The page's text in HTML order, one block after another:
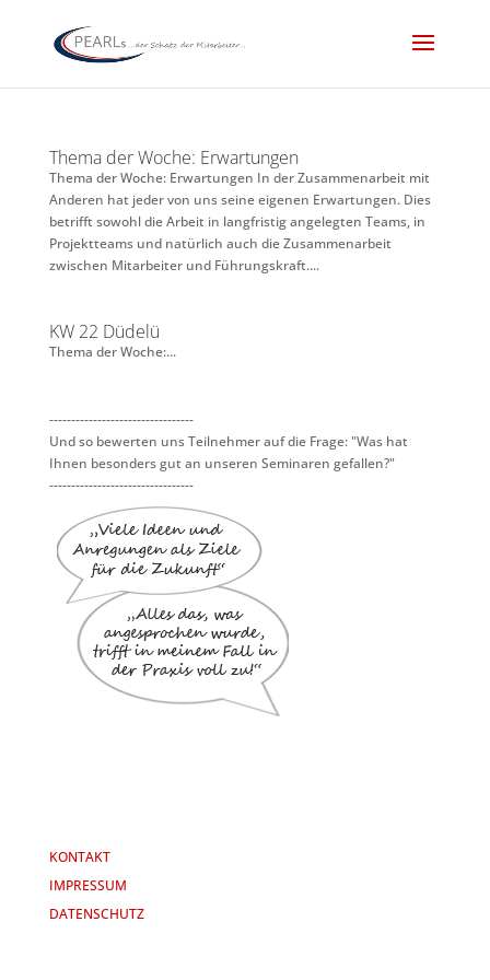
Thema der Woche: Erwartungen
Thema der Woche: Erwartungen In der Zusammenarbeit mit
Anderen hat jeder von uns seine eigenen Erwartungen. Dies
betrifft sowohl die Arbeit in langfristig angelegten Teams, in
Projektteams und natürlich auch die Zusammenarbeit
zwischen Mitarbeiter und Führungskraft....
KW 22 Düdelü
Thema der Woche:...
---------------------------------
Und so bewerten uns Teilnehmer auf die Frage: "Was hat
Ihnen besonders gut an unseren Seminaren gefallen?"
---------------------------------
KONTAKT
IMPRESSUM
DATENSCHUTZ